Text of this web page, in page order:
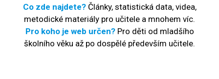
Co zde najdete?Články, statistická data, videa,
metodické materiály pro učitele a mnohem víc.
Pro koho je web určen?Pro děti od mladšího
školního věku až po dospělé především učitele.